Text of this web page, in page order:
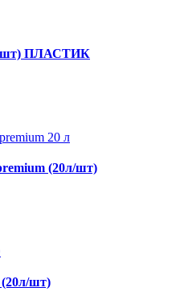
шт) ПЛАСТИК
(20л/шт)
шт)